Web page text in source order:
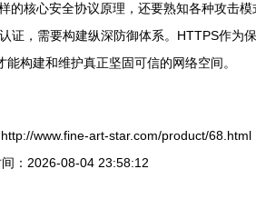
核心安全协议原理，还要熟知各种攻击
，需要构建纵深防御体系。HTTPS作为
构建和维护真正坚固可信的网络空间。
www.fine-art-star.com/product/68.html
：2026-08-04 23:58:12